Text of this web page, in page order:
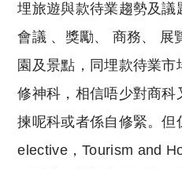
埋旅遊與款待業趨勢及議
會議 、獎勵、 商務、 展
園及景點，同埋款待業
修神科，相信唔少對商科
揀呢科或者係自修緊。但
elective，Tourism and